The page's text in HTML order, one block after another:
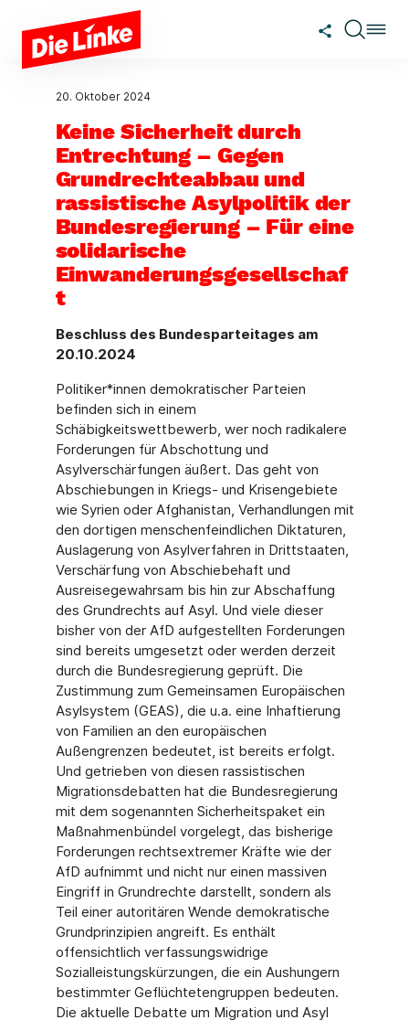
Zum Hauptinhalt springen
20. Oktober 2024
Keine Sicherheit durch
Entrechtung – Gegen
Grundrechteabbau und
rassistische Asylpolitik der
Bundesregierung – Für eine
solidarische
Einwanderungsgesellschaf
t
Beschluss des Bundesparteitages am
20.10.2024
Politiker*innen demokratischer Parteien
befinden sich in einem
Schäbigkeitswettbewerb, wer noch radikalere
Forderungen für Abschottung und
Asylverschärfungen äußert. Das geht von
Abschiebungen in Kriegs- und Krisengebiete
wie Syrien oder Afghanistan, Verhandlungen mit
den dortigen menschenfeindlichen Diktaturen,
Auslagerung von Asylverfahren in Drittstaaten,
Verschärfung von Abschiebehaft und
Ausreisegewahrsam bis hin zur Abschaffung
des Grundrechts auf Asyl. Und viele dieser
bisher von der AfD aufgestellten Forderungen
sind bereits umgesetzt oder werden derzeit
durch die Bundesregierung geprüft. Die
Zustimmung zum Gemeinsamen Europäischen
Asylsystem (GEAS), die u.a. eine Inhaftierung
von Familien an den europäischen
Außengrenzen bedeutet, ist bereits erfolgt.
Und getrieben von diesen rassistischen
Migrationsdebatten hat die Bundesregierung
mit dem sogenannten Sicherheitspaket ein
Maßnahmenbündel vorgelegt, das bisherige
Forderungen rechtsextremer Kräfte wie der
AfD aufnimmt und nicht nur einen massiven
Eingriff in Grundrechte darstellt, sondern als
Teil einer autoritären Wende demokratische
Grundprinzipien angreift. Es enthält
offensichtlich verfassungswidrige
Sozialleistungskürzungen, die ein Aushungern
bestimmter Geflüchtetengruppen bedeuten.
Die aktuelle Debatte um Migration und Asyl